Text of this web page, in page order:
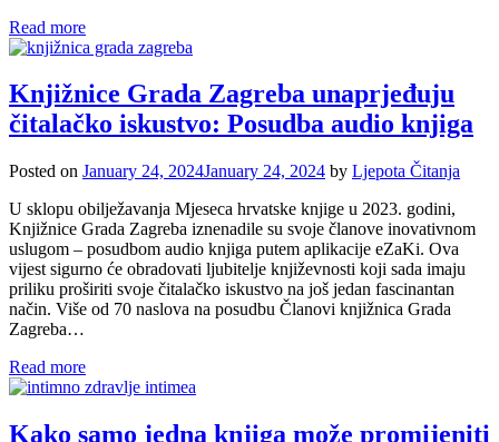
Read more
Knjižnice Grada Zagreba unaprjeđuju
čitalačko iskustvo: Posudba audio knjiga
Posted on January 24, 2024January 24, 2024 by Ljepota Čitanja
U sklopu obilježavanja Mjeseca hrvatske knjige u 2023. godini,
Knjižnice Grada Zagreba iznenadile su svoje članove inovativnom
uslugom – posudbom audio knjiga putem aplikacije eZaKi. Ova
vijest sigurno će obradovati ljubitelje književnosti koji sada imaju
priliku proširiti svoje čitalačko iskustvo na još jedan fascinantan
način. Više od 70 naslova na posudbu Članovi knjižnica Grada
Zagreba…
Read more
Kako samo jedna knjiga može promijeniti